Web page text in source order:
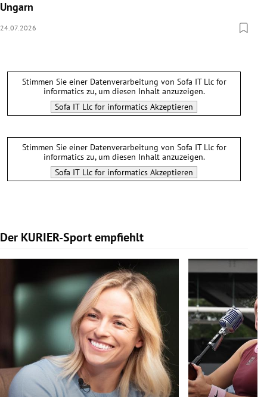
Ungarn
24.07.2026
Stimmen Sie einer Datenverarbeitung von Sofa IT Llc for
informaticszu, um diesen Inhalt anzuzeigen.
Sofa IT Llc for informatics Akzeptieren
Stimmen Sie einer Datenverarbeitung von Sofa IT Llc for
informaticszu, um diesen Inhalt anzuzeigen.
Sofa IT Llc for informatics Akzeptieren
Der KURIER-Sport empfiehlt
Slide 1 von 5